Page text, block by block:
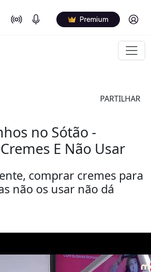
On Air Podcasts Premium Log in
PARTILHAR
no Sótão -
E Não Usar
comprar cremes para
não os usar não dá